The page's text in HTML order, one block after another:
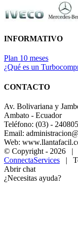
INFORMATIVO
Plan 10 meses
¿Qué es un
CONTACTO
Av. Bolivariana y
Ambato - Ecuador
Teléfono: (03) -
Email:
Web:
© Copyright - 2026 |
ConnectaServices |
Abrir chat
¿Necesitas ayuda?